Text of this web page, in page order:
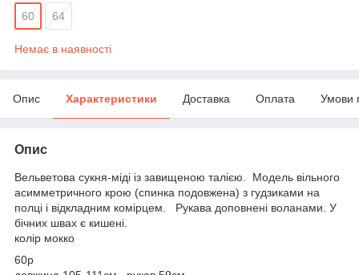
60 64
Немає в наявності
Опис Характеристики Доставка Оплата Умови
Опис
Вельветова сукня-міді із завищеною талією. Модель вільного
асимметричного крою (спинка подовжена) з гудзиками на
полці і відкладним комірцем. Рукава доповнені воланами. У
бічних швах є кишені.
колір мокко
60р